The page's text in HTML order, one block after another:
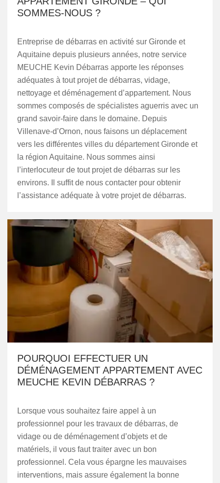
SOMMES-NOUS ?
Entreprise de débarras en activité sur Gironde et
Aquitaine depuis plusieurs années, notre service
MEUCHE Kevin Débarras apporte les réponses
adéquates à tout projet de débarras, vidage,
nettoyage et déménagement d’appartement. Nous
sommes composés de spécialistes aguerris avec un
grand savoir-faire dans le domaine. Depuis
Villenave-d’Ornon, nous faisons un déplacement
vers les différentes villes du département Gironde et
la région Aquitaine. Nous sommes ainsi
l’interlocuteur de tout projet de débarras sur les
environs. Il suffit de nous contacter pour obtenir
l’assistance adéquate à votre projet de débarras.
POURQUOI EFFECTUER UN
DÉMÉNAGEMENT APPARTEMENT AVEC
MEUCHE KEVIN DÉBARRAS ?
Lorsque vous souhaitez faire appel à un
professionnel pour les travaux de débarras, de
vidage ou de déménagement d’objets et de
matériels, il vous faut traiter avec un bon
professionnel. Cela vous épargne les mauvaises
interventions, mais assure également la bonne